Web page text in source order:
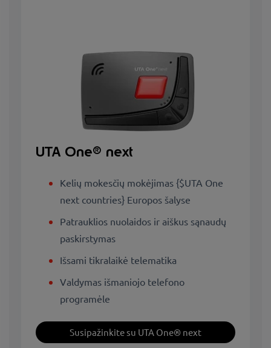
UTA One® next
Kelių mokesčių mokėjimas {$UTA One
next countries} Europos šalyse
Patrauklios nuolaidos ir aiškus sąnaudų
paskirstymas
Išsami tikralaikė telematika
Valdymas išmaniojo telefono
programėle
Susipažinkite su UTA One® next